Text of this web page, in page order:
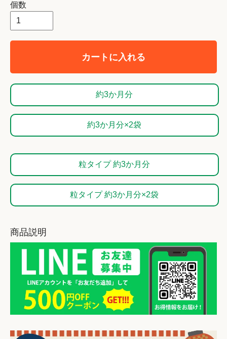
個数
カートに入れる
約3か月分
約3か月分×2袋
粒タイプ 約3か月分
粒タイプ 約3か月分×2袋
商品説明